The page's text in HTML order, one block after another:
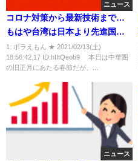
ニュース
コロナ対策から最新技術まで…
もはや台湾は日本より先進国
「日本が上」という固定観念は
通用しない
1: ボラえもん ★ 2021/02/13(土)
18:56:42.17 ID:hIItQeob9 本日は中華圏
の旧正月にあたる春節だが、...
ニュース